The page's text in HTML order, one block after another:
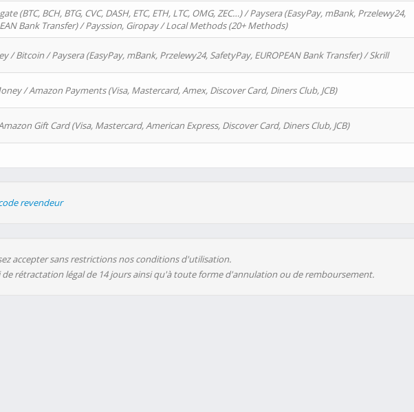
(BTC, BCH, BTG, CVC, DASH, ETC, ETH, LTC, OMG, ZEC…) / Paysera (EasyPay, mBank, Przelewy24,
Bank Transfer) / Payssion, Giropay / Local Methods (20+ Methods)
/ Bitcoin / Paysera (EasyPay, mBank, Przelewy24, SafetyPay, EUROPEAN Bank Transfer) / Skrill
/ Amazon Payments (Visa, Mastercard, Amex, Discover Card, Diners Club, JCB)
Gift Card (Visa, Mastercard, American Express, Discover Card, Diners Club, JCB)
revendeur
accepter sans restrictions nos conditions d'utilisation.
rétractation légal de 14 jours ainsi qu'à toute forme d'annulation ou de remboursement.